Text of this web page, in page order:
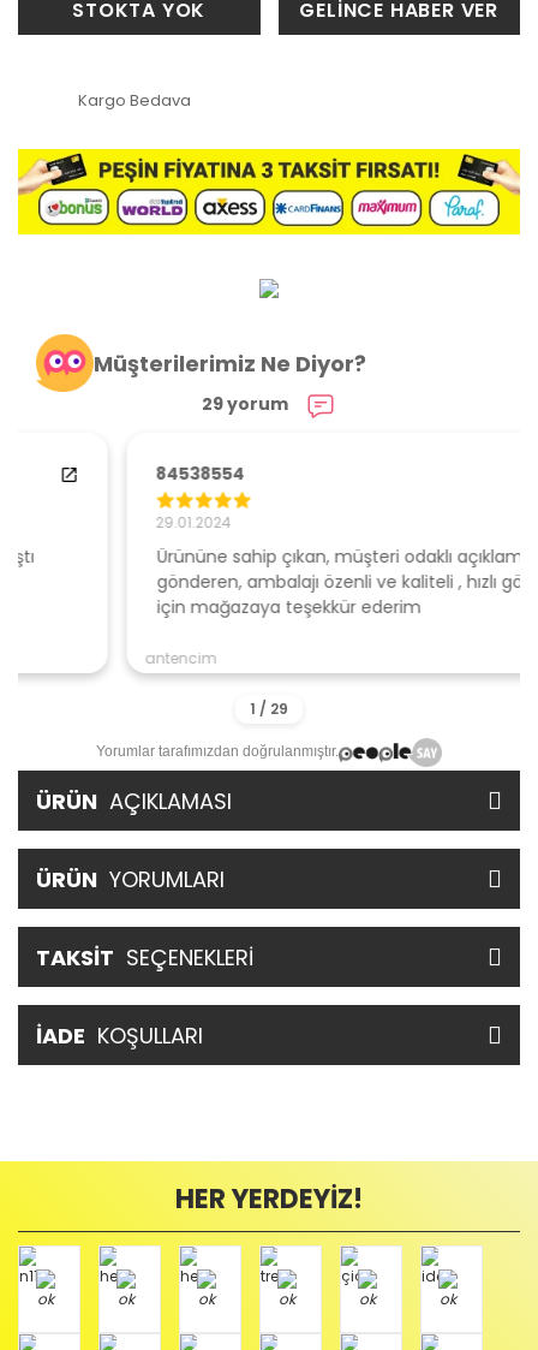
STOKTA YOK GELİNCE HABER VER
Kargo Bedava
Müşterilerimiz Ne Diyor?
29 yorum
84538554
Ürününe sahip çıkan, müşteri odaklı açıklamalar ile
gönderen, ambalajı özenli ve kaliteli , hızlı gönderi
için mağazaya teşekkür ederim
antencim
Yorumlar tarafımızdan doğrulanmıştır.
ÜRÜN AÇIKLAMASI
ÜRÜN YORUMLARI
TAKSİT SEÇENEKLERİ
İADE KOŞULLARI
HER YERDEYİZ!